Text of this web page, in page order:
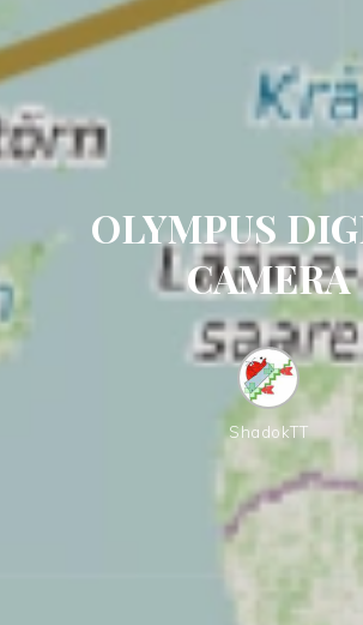
OLYMPUS
CAMERA
ShadokTT